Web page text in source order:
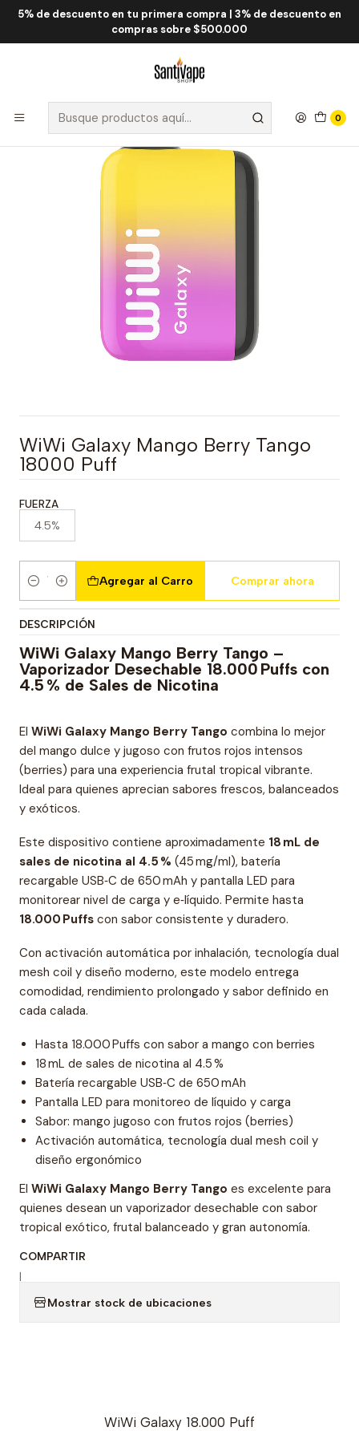
5% de descuento en tu primera compra | 3% de descuento en
compras sobre $500.000
0
Inicio WiWi WiWi Galaxy 18.000 Puff
WiWi Galaxy Mango Berry Tango 18000 Puff
WiWi Galaxy Mango Berry Tango
18000 Puff
FUERZA
4.5%
Cantidad
Agregar al Carro Comprar ahora
DESCRIPCIÓN
WiWi Galaxy Mango Berry Tango –
Vaporizador Desechable 18.000 Puffs con
4.5 % de Sales de Nicotina
El WiWi Galaxy Mango Berry Tango combina lo mejor
del mango dulce y jugoso con frutos rojos intensos
(berries) para una experiencia frutal tropical vibrante.
Ideal para quienes aprecian sabores frescos, balanceados
y exóticos.
Este dispositivo contiene aproximadamente 18 mL de
sales de nicotina al 4.5 % (45 mg/ml), batería
recargable USB‑C de 650 mAh y pantalla LED para
monitorear nivel de carga y e‑líquido. Permite hasta
18.000 Puffs con sabor consistente y duradero.
Con activación automática por inhalación, tecnología dual
mesh coil y diseño moderno, este modelo entrega
comodidad, rendimiento prolongado y sabor definido en
cada calada.
Hasta 18.000 Puffs con sabor a mango con berries
18 mL de sales de nicotina al 4.5 %
Batería recargable USB‑C de 650 mAh
Pantalla LED para monitoreo de líquido y carga
Sabor: mango jugoso con frutos rojos (berries)
Activación automática, tecnología dual mesh coil y
diseño ergonómico
El WiWi Galaxy Mango Berry Tango es excelente para
quienes desean un vaporizador desechable con sabor
tropical exótico, frutal balanceado y gran autonomía.
COMPARTIR
|
Mostrar stock de ubicaciones
WiWi Galaxy 18.000 Puff